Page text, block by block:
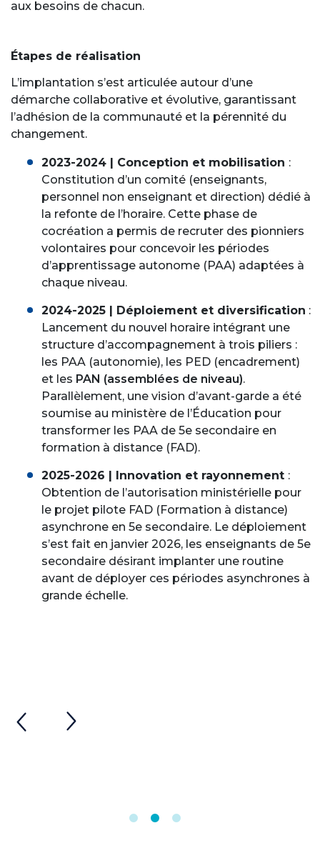
aux besoins de chacun.
Étapes de réalisation
L’implantation s’est articulée autour d’une
démarche collaborative et évolutive, garantissant
l’adhésion de la communauté et la pérennité du
changement.
2023-2024 | Conception et mobilisation :
Constitution d’un comité (enseignants,
personnel non enseignant et direction) dédié à
la refonte de l’horaire. Cette phase de
cocréation a permis de recruter des pionniers
volontaires pour concevoir les périodes
d’apprentissage autonome (PAA) adaptées à
chaque niveau.
2024-2025 | Déploiement et diversification :
Lancement du nouvel horaire intégrant une
structure d’accompagnement à trois piliers :
les PAA (autonomie), les PED (encadrement)
et les PAN (assemblées de niveau).
Parallèlement, une vision d’avant-garde a été
soumise au ministère de l’Éducation pour
transformer les PAA de 5e secondaire en
formation à distance (FAD).
2025-2026 | Innovation et rayonnement :
Obtention de l’autorisation ministérielle pour
le projet pilote FAD (Formation à distance)
asynchrone en 5e secondaire. Le déploiement
s’est fait en janvier 2026, les enseignants de 5e
secondaire désirant implanter une routine
avant de déployer ces périodes asynchrones à
grande échelle.